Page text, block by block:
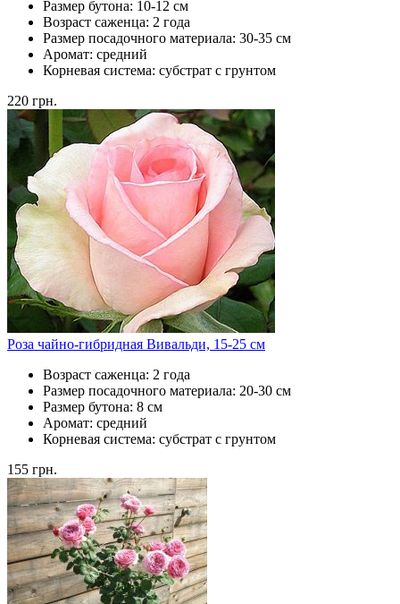
Размер бутона: 10-12 см
Возраст саженца: 2 года
Размер посадочного материала: 30-35 см
Аромат: средний
Корневая система: субстрат с грунтом
220 грн.
Роза чайно-гибридная Вивальди, 15-25 см
Возраст саженца: 2 года
Размер посадочного материала: 20-30 см
Размер бутона: 8 см
Аромат: средний
Корневая система: субстрат с грунтом
155 грн.